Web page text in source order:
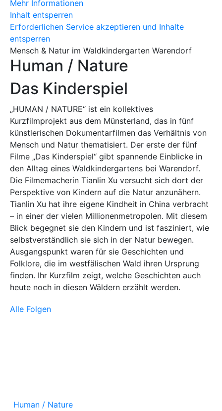
Mehr Informationen
Inhalt entsperren
Erforderlichen Service akzeptieren und Inhalte
entsperren
Mensch & Natur im Waldkindergarten Warendorf
Human / Nature
Das Kinderspiel
„HUMAN / NATURE“ ist ein kollektives
Kurzfilmprojekt aus dem Münsterland, das in fünf
künstlerischen Dokumentarfilmen das Verhältnis von
Mensch und Natur thematisiert. Der erste der fünf
Filme „Das Kinderspiel“ gibt spannende Einblicke in
den Alltag eines Waldkindergartens bei Warendorf.
Die Filmemacherin Tianlin Xu versucht sich dort der
Perspektive von Kindern auf die Natur anzunähern.
Tianlin Xu hat ihre eigene Kindheit in China verbracht
– in einer der vielen Millionenmetropolen. Mit diesem
Blick begegnet sie den Kindern und ist fasziniert, wie
selbstverständlich sie sich in der Natur bewegen.
Ausgangspunkt waren für sie Geschichten und
Folklore, die im westfälischen Wald ihren Ursprung
finden. Ihr Kurzfilm zeigt, welche Geschichten auch
heute noch in diesen Wäldern erzählt werden.
Alle Folgen
Human / Nature